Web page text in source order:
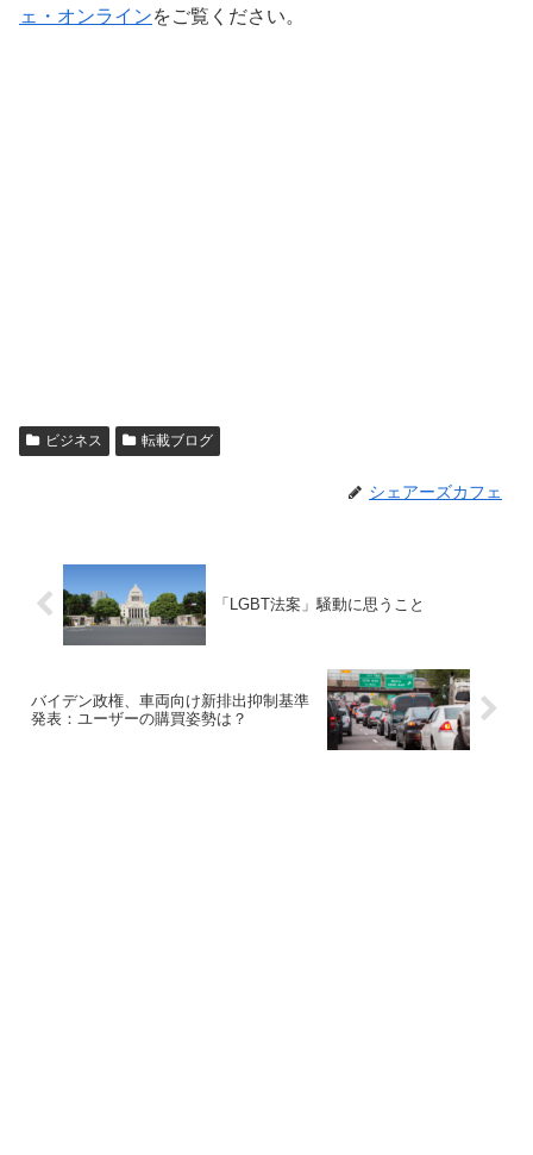
ェ・オンラインをご覧ください。
ビジネス 転載ブログ
シェアーズカフェ
「LGBT法案」騒動に思うこと
バイデン政権、車両向け新排出抑制基準
発表：ユーザーの購買姿勢は？